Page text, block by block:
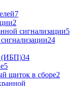
7
2
сигнализации5
24
(ИБП)34
5
щиток в сборе2